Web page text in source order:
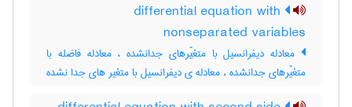
differential equation with
nonseparated variables
معادله دیفرانسیل با متغیّرهای جدانشده ، معادله فاضله با
متغیّرهای جدانشده ، معادله ی دیفرانسیل با متغیر های جدا نشده